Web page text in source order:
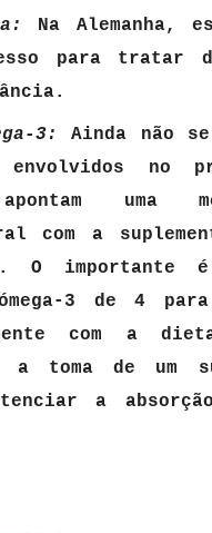
Na Alemanha,
para tratar
3:
Ainda não se
envolvidos no
uma
com a
O importante é
3 de 4
com a
a toma de um
a